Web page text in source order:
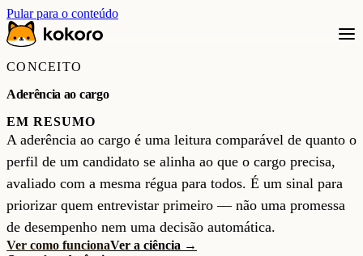
Pular para o conteúdo
CONCEITO
Aderência ao cargo
EM RESUMO
A aderência ao cargo é uma leitura comparável de quanto o
perfil de um candidato se alinha ao que o cargo precisa,
avaliado com a mesma régua para todos. É um sinal para
priorizar quem entrevistar primeiro — não uma promessa
de desempenho nem uma decisão automática.
Ver como funcionaVer a ciência →